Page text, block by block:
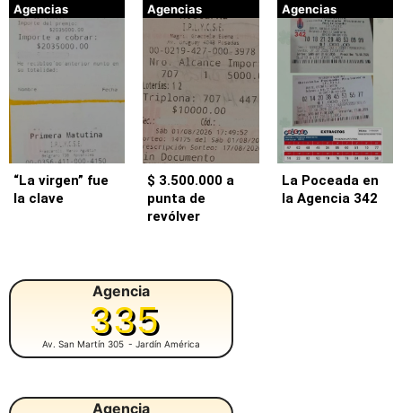
Agencias
“La virgen” fue
la clave
Agencias
$ 3.500.000 a
punta de
revólver
Agencias
La Poceada en
la Agencia 342
Agencia
335
Av. San Martín 305 - Jardín América
Agencia